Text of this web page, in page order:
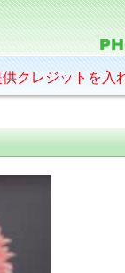
クレジットを入